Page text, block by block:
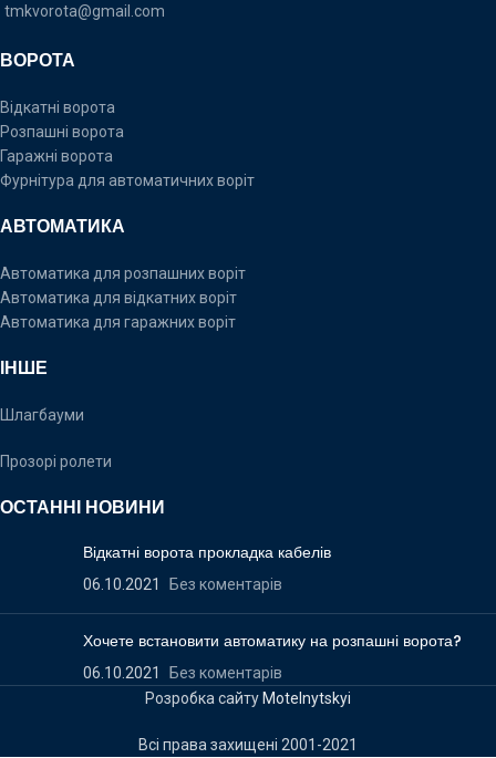
tmkvorota@gmail.com
ВОРОТА
Відкатні ворота
Розпашні ворота
Гаражні ворота
Фурнітура для автоматичних воріт
АВТОМАТИКА
Автоматика для розпашних воріт
Автоматика для відкатних воріт
Автоматика для гаражних воріт
ІНШЕ
Шлагбауми
Прозорі ролети
ОСТАННІ НОВИНИ
Відкатні ворота прокладка кабелів
06.10.2021 Без коментарів
Хочете встановити автоматику на розпашні ворота?
06.10.2021
Без коментарів
Розробка сайту Motelnytskyi
Всі права захищені 2001-2021